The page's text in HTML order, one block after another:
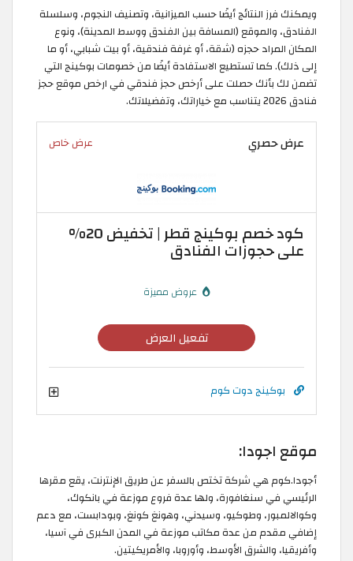
ويمكنك فرز النتائج أيضًا حسب الميزانية، وتصنيف النجوم، وسلسلة
الفنادق، والموقع (المسافة بين الفندق ووسط المدينة)، ونوع
المكان المراد حجزه (شقة، أو غرفة فندقية، أو بيت شبابي، أو ما
إلى ذلك). كما تستطيع الاستفادة أيضًا من خصومات بوكينج التي
تضمن لك بأنك حصلت على أرخص حجز فندقي في ارخص موقع حجز
فنادق 2026 يتناسب مع خياراتك، وتفضيلاتك.
عرض حصري عرض خاص
كود خصم بوكينج قطر | تخفيض 20%
على حجوزات الفنادق
عروض مميزة
تفعيل العرض
بوكينج دوت كوم
موقع اجودا:
أجودا.كوم هي شركة تختص بالسفر عن طريق الإنترنت، يقع مقرها
الرئيسي في سنغافورة، ولها عدة فروع موزعة في بانكوك،
وكوالالمبور، وطوكيو، وسيدني، وهونغ كونغ، وبودابست، مع دعم
إضافي مقدم من عدة مكاتب موزعة في المدن الكبرى في آسيا،
وأفريقيا، والشرق الأوسط، وأوروبا، والأمريكيتين.